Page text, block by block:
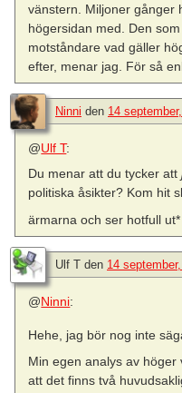
vänstern. Miljoner gånger
högersidan med. Den
motståndare vad gäller
efter, menar jag. För så
Ninni den 14
@Ulf T:
Du menar att du tycker att
politiska åsikter? Kom hit
ärmarna och ser hotfull
Ulf T den 14
@Ninni:
Hehe, jag bör nog inte
Min egen analys av
att det finns två